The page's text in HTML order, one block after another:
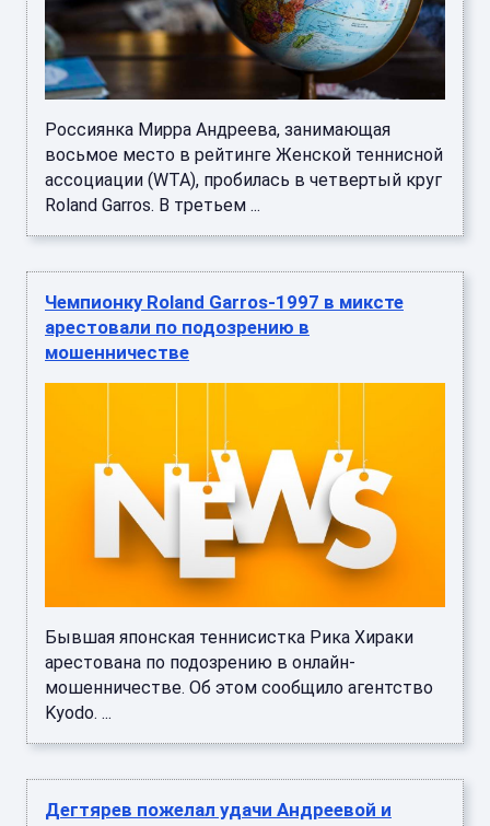
Россиянка Мирра Андреева, занимающая
восьмое место в рейтинге Женской теннисной
ассоциации (WTA), пробилась в четвертый круг
Roland Garros. В третьем ...
Чемпионку Roland Garros-1997 в миксте
арестовали по подозрению в
мошенничестве
Бывшая японская теннисистка Рика Хираки
арестована по подозрению в онлайн-
мошенничестве. Об этом сообщило агентство
Kyodo. ...
Дегтярев пожелал удачи Андреевой и